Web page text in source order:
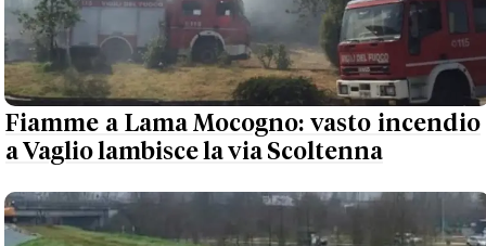
Fiamme a Lama Mocogno: vasto incendio
a Vaglio lambisce la via Scoltenna